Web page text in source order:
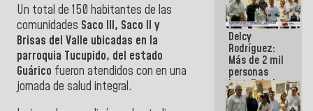
Un total de 150 habitantes de las
comunidades Saco III, Saco II y
Brisas del Valle ubicadas en la
parroquia Tucupido, del estado
Guárico fueron atendidos con en una
jornada de salud integral.
aprobada
por la AN
Delcy
Rodríguez:
Más de 2 mil
personas
beneficiadas
con planes
para